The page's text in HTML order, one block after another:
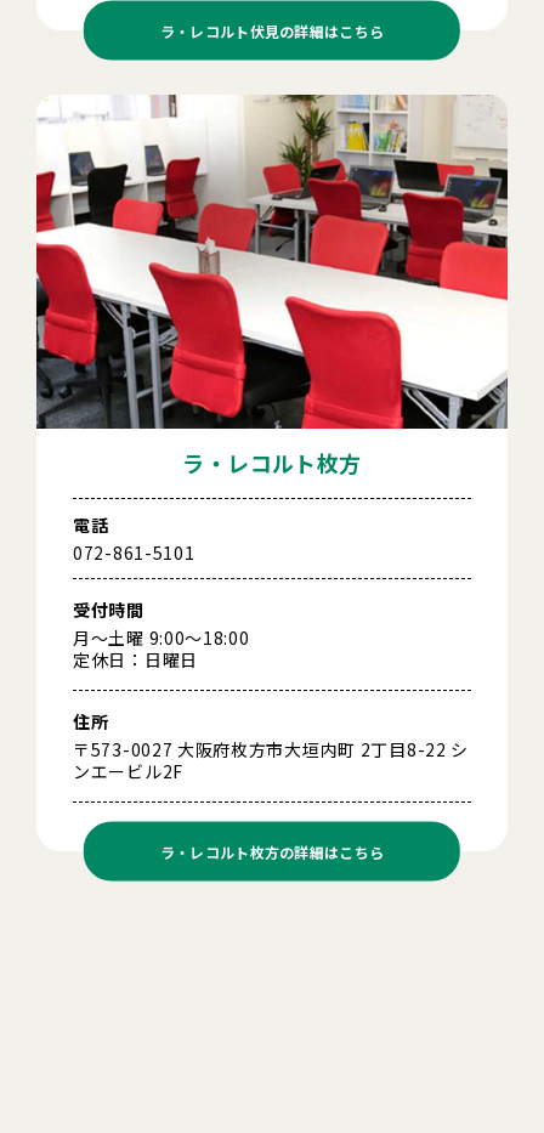
ラ・レコルト伏見の詳細はこちら
ラ・レコルト枚方
電話
072-861-5101
受付時間
月～土曜 9:00～18:00
定休日：日曜日
住所
〒573-0027 大阪府枚方市大垣内町 2丁目8-22 シ
ンエービル2F
ラ・レコルト枚方の詳細はこちら